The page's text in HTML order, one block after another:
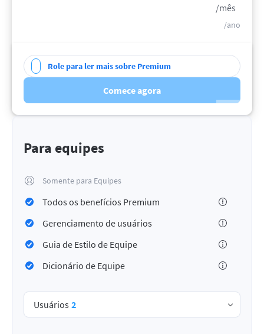
/mês
/ano
Role para ler mais sobre Premium
Comece agora
Para equipes
Somente para Equipes
Todos os benefícios Premium
Gerenciamento de usuários
Guia de Estilo de Equipe
Dicionário de Equipe
Usuários 2